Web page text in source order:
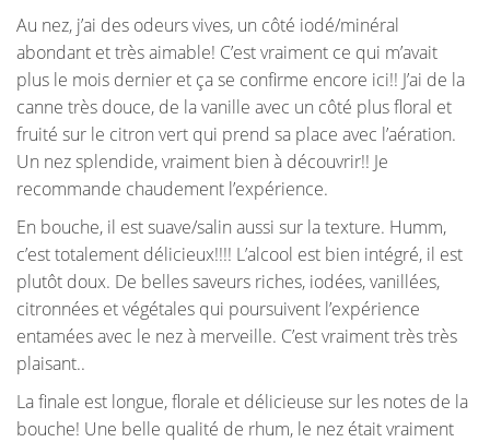
Au nez, j’ai des odeurs vives, un côté iodé/minéral
abondant et très aimable! C’est vraiment ce qui m’avait
plus le mois dernier et ça se confirme encore ici!! J’ai de la
canne très douce, de la vanille avec un côté plus floral et
fruité sur le citron vert qui prend sa place avec l’aération.
Un nez splendide, vraiment bien à découvrir!! Je
recommande chaudement l’expérience.
En bouche, il est suave/salin aussi sur la texture. Humm,
c’est totalement délicieux!!!! L’alcool est bien intégré, il est
plutôt doux. De belles saveurs riches, iodées, vanillées,
citronnées et végétales qui poursuivent l’expérience
entamées avec le nez à merveille. C’est vraiment très très
plaisant..
La finale est longue, florale et délicieuse sur les notes de la
bouche! Une belle qualité de rhum, le nez était vraiment